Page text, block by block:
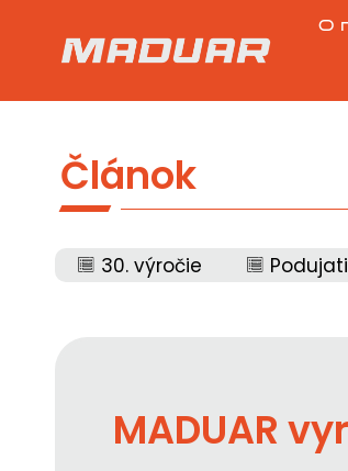
O
Článok
30. výročie
MADUAR